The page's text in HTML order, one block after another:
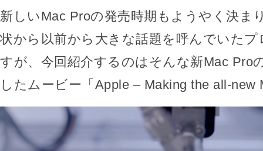
新しいMac Proの発売時期もようやく決ま
状から以前から大きな話題を呼んでいた
すが、今回紹介するのはそんな新Mac Pro
したムービー「Apple – Making the all-new